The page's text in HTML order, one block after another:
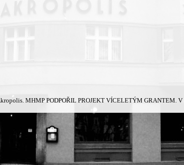
MHMP PODPOŘIL PROJEKT VÍCELETÝM GRANTEM. V